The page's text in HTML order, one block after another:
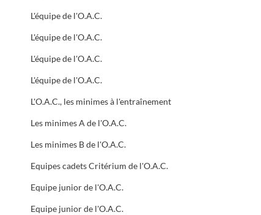
L'équipe de l'O.A.C.
L'équipe de l'O.A.C.
L'équipe de l'O.A.C.
L'équipe de l'O.A.C.
L'O.A.C., les minimes à l'entraînement
Les minimes A de l'O.A.C.
Les minimes B de l'O.A.C.
Equipes cadets Critérium de l'O.A.C.
Equipe junior de l'O.A.C.
Equipe junior de l'O.A.C.